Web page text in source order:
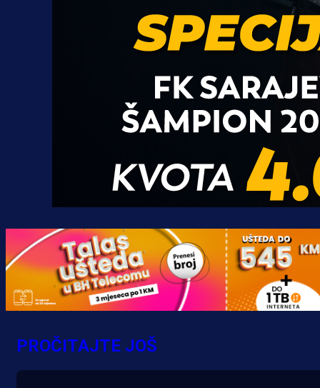
Promo vijesti
Počinje Premijer liga BiH: Pronađi
specijale i iskoristi jedinstvenu
ponudu
4 h 18 min
PROČITAJTE JOŠ